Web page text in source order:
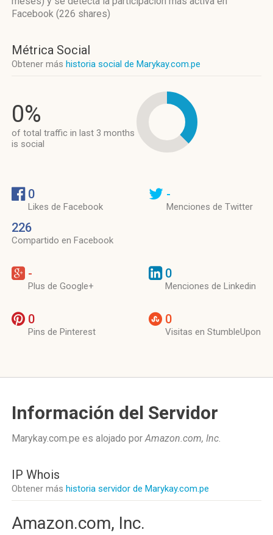
Facebook (226 shares)
Métrica Social
Obtener más historia social de Marykay.com.pe
0%
of total traffic in last 3 months
is social
0
Likes de Facebook
226
Compartido en Facebook
-
Menciones de Twitter
-
Plus de Google+
0
Menciones de Linkedin
0
Pins de Pinterest
0
Visitas en StumbleUpon
Información del Servidor
Marykay.com.pe es alojado porAmazon.com, Inc.
IP Whois
Obtener más historia servidor de Marykay.com.pe
Amazon.com, Inc.